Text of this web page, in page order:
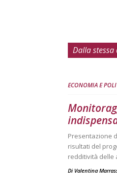
Dalla stessa
ECONOMIA E
Presentazione
risultati del
redditività delle
Di Valentina